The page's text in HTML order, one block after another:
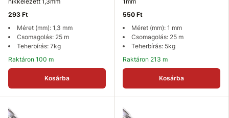
293 Ft
Méret (mm): 1,3 mm
Csomagolás: 25 m
Teherbírás: 7kg
Raktáron 100 m
Kosárba
550 Ft
Méret (mm): 1 mm
Csomagolás: 25 m
Teherbírás: 5kg
Raktáron 213 m
Kosárba